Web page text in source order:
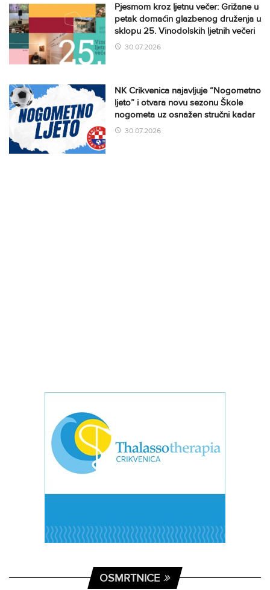
Pjesmom kroz ljetnu večer: Grižane u
petak domaćin glazbenog druženja u
sklopu 25. Vinodolskih ljetnih večeri
30.07.2026
NK Crikvenica najavljuje “Nogometno
ljeto” i otvara novu sezonu Škole
nogometa uz osnažen stručni kadar
30.07.2026
OSMRTNICE